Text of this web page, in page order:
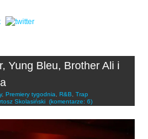
Yung Bleu, Brother Ali i
, Premiery tygodnia R&B
Trap
Skolasiński (komentarze: 6)